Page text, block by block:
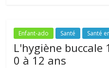
Enfant-ado Santé Santé
L'hygiène buccale
0 à 12 ans